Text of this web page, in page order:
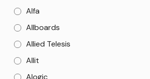
Alfa
Allboards
Allied Telesis
Allit
Alogic